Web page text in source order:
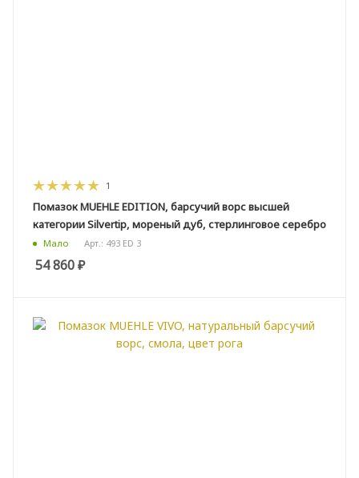
1
Помазок MUEHLE EDITION, барсучий ворс высшей
категории Silvertip, мореный дуб, стерлинговое серебро
Мало Арт.: 493 ED 3
54 860₽